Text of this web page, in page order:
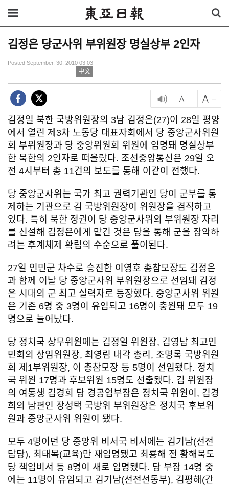
김정은 당군사위 부위원장 명실상부 2인자
Posted September. 30, 2010 03:03
中文
김정일 북한 국방위원장의 3남 김정은(27)이 28일 평양
에서 열린 제3차 노동당 대표자회에서 당 중앙군사위원
회 부위원장과 당 중앙위원회 위원에 임명돼 명실상부
한 북한의 2인자로 떠올랐다. 조선중앙통신은 29일 오
전 4시부터 총 11건의 보도를 통해 이같이 전했다.
당 중앙군사위는 국가 최고 권력기관인 당이 군부를 통
제하는 기관으로 김 국방위원장이 위원장을 겸직하고
있다. 특히 북한 정권이 당 중앙군사위의 부위원장 자리
를 신설해 김정은에게 맡긴 것은 당을 통해 군을 장악하
려는 후계체제 확립의 수순으로 풀이된다.
27일 인민군 차수로 승진한 이영호 총참모장도 김정은
과 함께 이날 당 중앙군사위 부위원장으로 선임돼 김정
은 시대의 군 최고 실력자로 등장했다. 중앙군사위 위원
은 기존 6명 중 3명이 유임되고 16명이 충원돼 모두 19
명으로 늘어났다.
당 정치국 상무위원에는 김정일 위원장, 김영남 최고인
민회의 상임위원장, 최영림 내각 총리, 조명록 국방위원
회 제1부위원장, 이 총참모장 등 5명이 선임됐다. 정치
국 위원 17명과 후보위원 15명도 선출됐다. 김 위원장
의 여동생 김경희 당 경공업부장은 정치국 위원이, 김경
희의 남편인 장성택 국방위 부위원장은 정치국 후보위
원과 중앙군사위 위원이 됐다.
모두 4명이던 당 중앙위 비서국 비서에는 김기남(선전
담당), 최태복(교육)만 재임명됐고 최룡해 전 황해북도
당 책임비서 등 8명이 새로 임명됐다. 당 부장 14명 중
에는 11명이 유임되고 김기남(선전선동부), 김평해(간